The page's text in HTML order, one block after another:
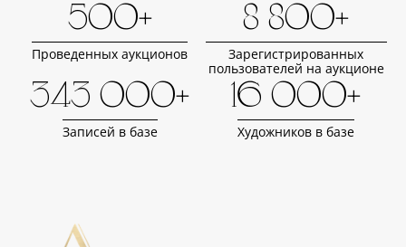
500+
Проведенных аукционов
8 800+
Зарегистрированных
пользователей на аукционе
343 000+
Записей в базе
16 000+
Художников в базе